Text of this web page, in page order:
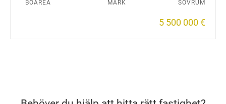
BOAREA MARK SOVRUM
5 500 000 €